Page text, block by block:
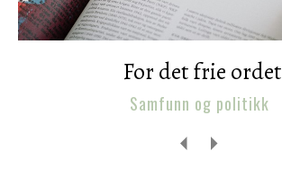
For det frie ordet
Samfunn og politikk